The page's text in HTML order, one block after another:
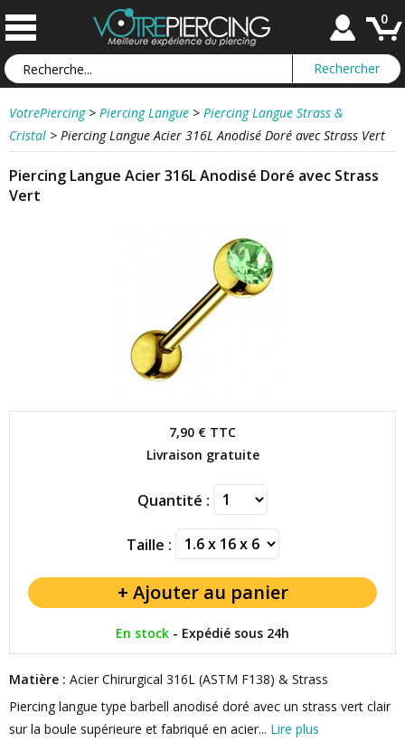
0
VotrePiercing > Piercing Langue > Piercing Langue Strass &
Cristal > Piercing Langue Acier 316L Anodisé Doré avec Strass Vert
Piercing Langue Acier 316L Anodisé Doré avec Strass
Vert
7,90 € TTC
Livraison gratuite
Quantité :
Taille :
En stock - Expédié sous 24h
Matière : Acier Chirurgical 316L (ASTM F138) & Strass
Piercing langue type barbell anodisé doré avec un strass vert clair
sur la boule supérieure et fabriqué en acier... Lire plus